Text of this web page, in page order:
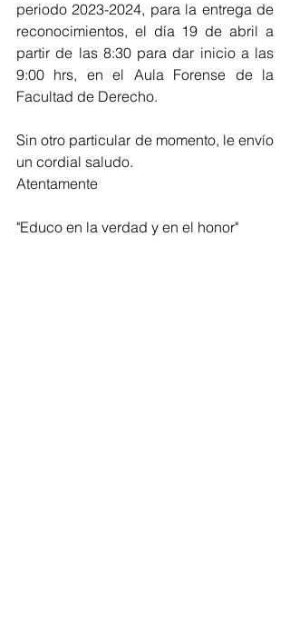
periodo 2023-2024, para la entrega de
reconocimientos, el día 19 de abril a
partir de las 8:30 para dar inicio a las
9:00 hrs, en el Aula Forense de la
Facultad de Derecho.
Sin otro particular de momento, le envío
un cordial saludo.
Atentamente
"Educo en la verdad y en el honor"